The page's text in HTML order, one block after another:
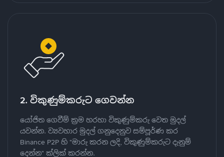
2. විකුණුම්කරුට ගෙවන්න
යෝජිත ගෙවීම් ක්‍රම හරහා විකුණුම්කරු වෙත මුදල්
යවන්න. ව්‍යවහාර මුදල් ගනුදෙනුව සම්පූර්ණ කර
Binance P2P හි "මාරු කරන ලදි, විකුණුම්කරුට දැනුම්
දෙන්න" ක්ලික් කරන්න.